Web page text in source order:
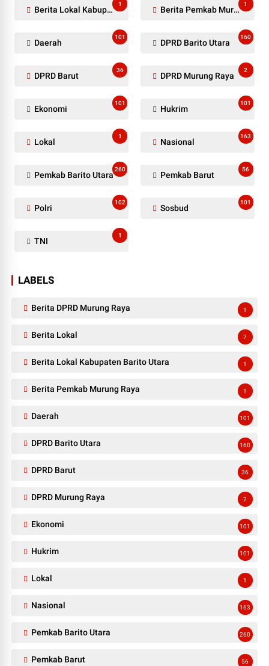
Berita Lokal Kabupaten Barito Utara
1
Berita Pemkab Murung Raya
1
Daerah
101
DPRD Barito Utara
160
DPRD Barut
36
DPRD Murung Raya
2
Ekonomi
101
Hukrim
101
Lokal
1
Nasional
163
Pemkab Barito Utara
260
Pemkab Barut
56
Polri
102
Sosbud
101
TNI
1
LABELS
Berita DPRD Murung Raya 1
Berita Lokal 7
Berita Lokal Kabupaten Barito Utara 1
Berita Pemkab Murung Raya 1
Daerah 101
DPRD Barito Utara 160
DPRD Barut 36
DPRD Murung Raya 2
Ekonomi 101
Hukrim 101
Lokal 1
Nasional 163
Pemkab Barito Utara 260
Pemkab Barut 56